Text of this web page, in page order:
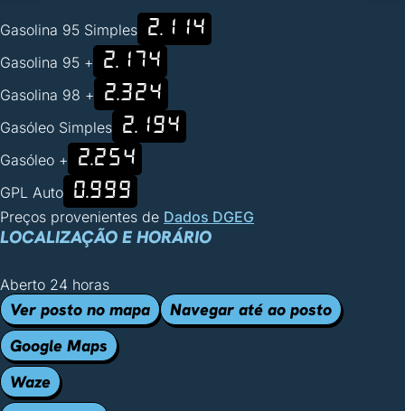
Gasolina 95 Simples 2.114
Gasolina 95 + 2.174
Gasolina 98 + 2.324
Gasóleo Simples 2.194
Gasóleo + 2.254
GPL Auto 0.999
Preços provenientes de Dados DGEG
LOCALIZAÇÃO E HORÁRIO
Aberto 24 horas
Ver posto no mapa
Navegar até ao posto
Google Maps
Waze